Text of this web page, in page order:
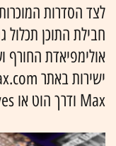
לצד הסדרות
חבילת התוכן תכלול
אולימפיאדת החורף
Max ודרך הוט או yes